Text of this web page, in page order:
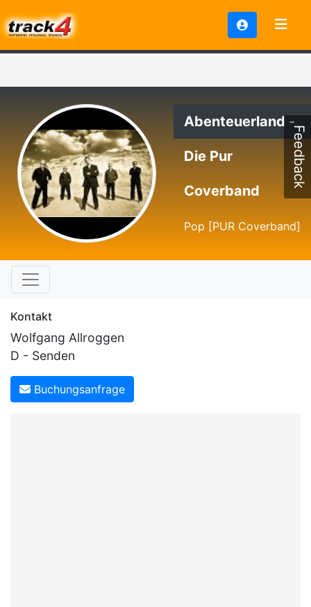
Abenteuerland -
Die Pur
Coverband
Pop [PUR Coverband]
Kontakt
Wolfgang Allroggen
D - Senden
Buchungsanfrage
Feedback